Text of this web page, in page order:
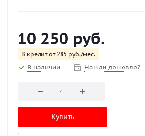
10 250 руб.
В кредит от 285 руб./мес.
В наличии Нашли дешевле?
Купить